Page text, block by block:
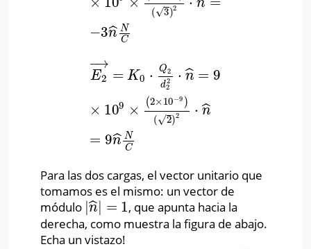
( 3
√ )2 n
−3n
ˆ N
C
E2
−→
= K0 ⋅ Q2
d2
2
⋅ n
ˆ = 9
× 109 × (2×10−9 )
( 2
√ )2 ⋅ n
ˆ
= 9n
ˆ N
C
E2→=K0⋅Q 2 d22 ⋅n^=9× 10
Para las dos cargas, el vector unitario que
tomamos es el mismo: un vector de
módulo |n
ˆ| = 1
|n |= 1 , que apunta hacia la
derecha, como muestra la figura de abajo.
Echa un vistazo!